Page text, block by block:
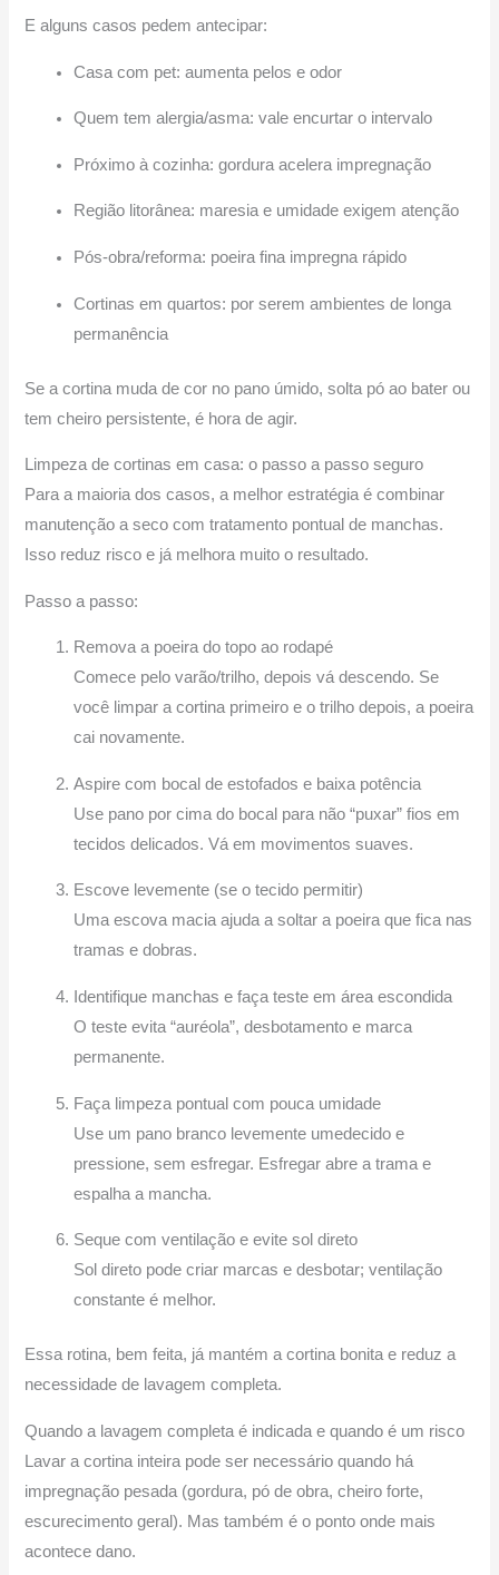
E alguns casos pedem antecipar:
Casa com pet: aumenta pelos e odor
Quem tem alergia/asma: vale encurtar o intervalo
Próximo à cozinha: gordura acelera impregnação
Região litorânea: maresia e umidade exigem atenção
Pós-obra/reforma: poeira fina impregna rápido
Cortinas em quartos: por serem ambientes de longa
permanência
Se a cortina muda de cor no pano úmido, solta pó ao bater ou
tem cheiro persistente, é hora de agir.
Limpeza de cortinas em casa: o passo a passo seguro
Para a maioria dos casos, a melhor estratégia é combinar
manutenção a seco com tratamento pontual de manchas.
Isso reduz risco e já melhora muito o resultado.
Passo a passo:
Remova a poeira do topo ao rodapé
Comece pelo varão/trilho, depois vá descendo. Se
você limpar a cortina primeiro e o trilho depois, a poeira
cai novamente.
Aspire com bocal de estofados e baixa potência
Use pano por cima do bocal para não “puxar” fios em
tecidos delicados. Vá em movimentos suaves.
Escove levemente (se o tecido permitir)
Uma escova macia ajuda a soltar a poeira que fica nas
tramas e dobras.
Identifique manchas e faça teste em área escondida
O teste evita “auréola”, desbotamento e marca
permanente.
Faça limpeza pontual com pouca umidade
Use um pano branco levemente umedecido e
pressione, sem esfregar. Esfregar abre a trama e
espalha a mancha.
Seque com ventilação e evite sol direto
Sol direto pode criar marcas e desbotar; ventilação
constante é melhor.
Essa rotina, bem feita, já mantém a cortina bonita e reduz a
necessidade de lavagem completa.
Quando a lavagem completa é indicada e quando é um risco
Lavar a cortina inteira pode ser necessário quando há
impregnação pesada (gordura, pó de obra, cheiro forte,
escurecimento geral). Mas também é o ponto onde mais
acontece dano.